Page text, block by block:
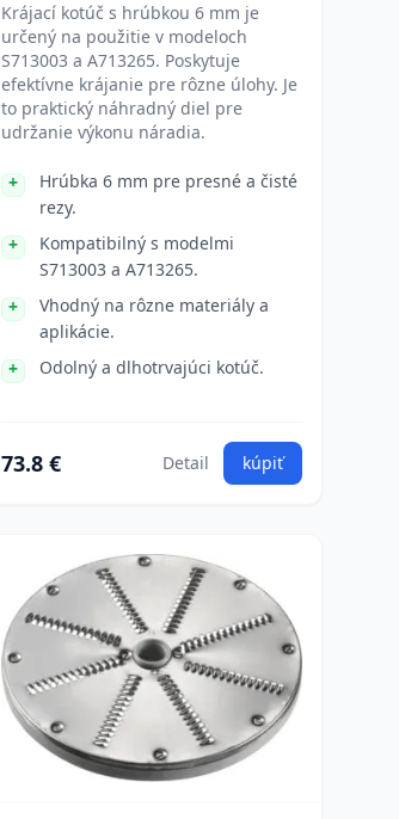
Krájací kotúč s hrúbkou 6 mm je
určený na použitie v modeloch
S713003 a A713265. Poskytuje
efektívne krájanie pre rôzne úlohy. Je
to praktický náhradný diel pre
udržanie výkonu náradia.
Hrúbka 6 mm pre presné a čisté
rezy.
Kompatibilný s modelmi
S713003 a A713265.
Vhodný na rôzne materiály a
aplikácie.
Odolný a dlhotrvajúci kotúč.
73.8 € Detail kúpiť